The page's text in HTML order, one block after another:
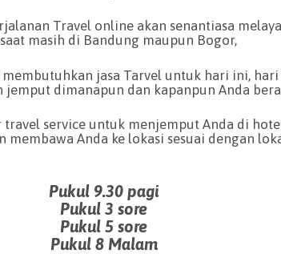
Travel online akan senantiasa
saat masih di Bandung maupun Bogor,
jasa Tarvel untuk hari ini,
jemput dimanapun dan kapanpun Anda
service untuk menjemput Anda di
membawa Anda ke lokasi sesuai dengan
Pukul 9.30 pagi
Pukul 3 sore
Pukul 5 sore
Pukul 8 Malam